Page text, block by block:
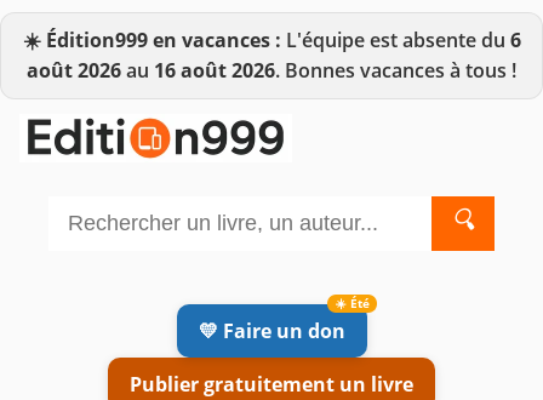
☀️ Édition999 en vacances : L'équipe est absente du 6
août 2026au 16 août 2026. Bonnes vacances à tous !
🔍
💛 Faire un don
Publier gratuitement un livre